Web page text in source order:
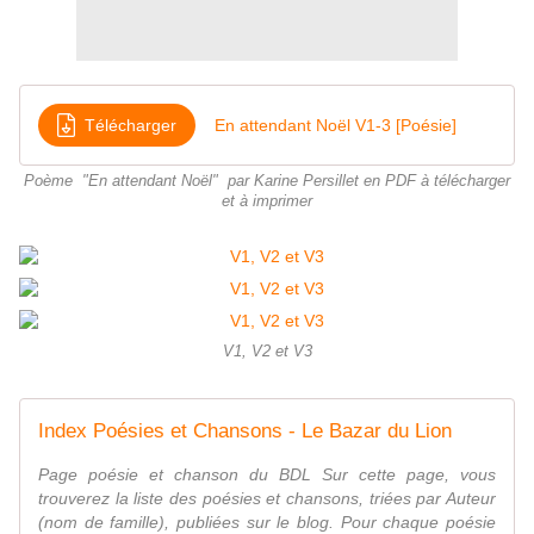
Télécharger En attendant Noël V1-3 [Poésie]
Poème "En attendant Noël" par Karine Persillet en PDF à télécharger
et à imprimer
V1, V2 et V3
Index Poésies et Chansons - Le Bazar du Lion
Page poésie et chanson du BDL Sur cette page, vous
trouverez la liste des poésies et chansons, triées par Auteur
(nom de famille), publiées sur le blog. Pour chaque poésie